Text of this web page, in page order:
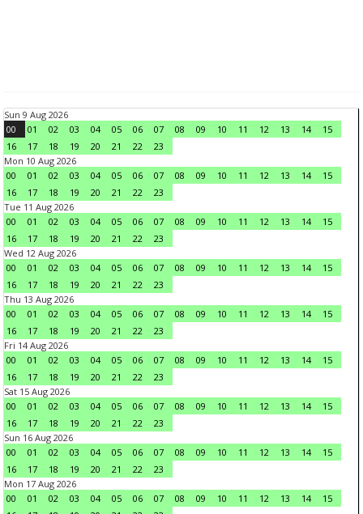
Sun 9 Aug 2026
00
01 02 03 04 05 06 07 08 09 10 11 12 13 14
15
16
17 18 19 20 21 22
23
Mon 10 Aug 2026
00
01 02 03 04 05 06 07 08 09 10 11 12 13 14
15
16
17 18 19 20 21 22
23
Tue 11 Aug 2026
00
01 02 03 04 05 06 07 08 09 10 11 12 13 14
15
16
17 18 19 20 21 22
23
Wed 12 Aug 2026
00
01 02 03 04 05 06 07 08 09 10 11 12 13 14
15
16
17 18 19 20 21 22
23
Thu 13 Aug 2026
00
01 02 03 04 05 06 07 08 09 10 11 12 13 14
15
16
17 18 19 20 21 22
23
Fri 14 Aug 2026
00
01 02 03 04 05 06 07 08 09 10 11 12 13 14
15
16
17 18 19 20 21 22
23
Sat 15 Aug 2026
00
01 02 03 04 05 06 07 08 09 10 11 12 13 14
15
16
17 18 19 20 21 22
23
Sun 16 Aug 2026
00
01 02 03 04 05 06 07 08 09 10 11 12 13 14
15
16
17 18 19 20 21 22
23
Mon 17 Aug 2026
00
01 02 03 04 05 06 07 08 09 10 11 12 13 14
15